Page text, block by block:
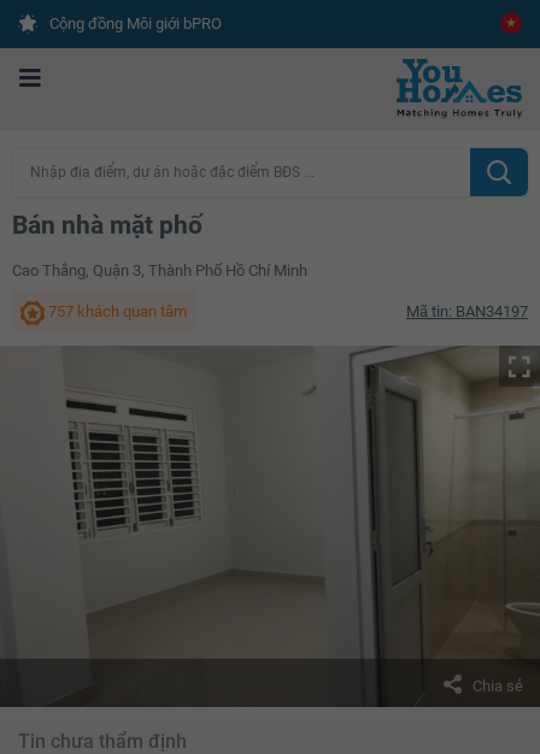
Cộng đồng Môi giới bPRO
Nhập địa điểm, dự án hoặc đặc điểm BĐS ...
Bán nhà mặt phố
Cao Thắng, Quận 3, Thành Phố Hồ Chí Minh
757 khách quan tâm Mã tin: BAN34197
Chia sẻ
Tin chưa thẩm định